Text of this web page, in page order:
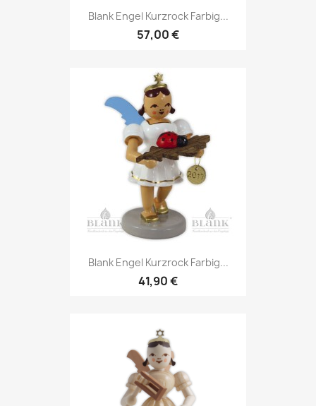
Blank Engel Kurzrock Farbig...
57,00 €
Blank Engel Kurzrock Farbig...
41,90 €